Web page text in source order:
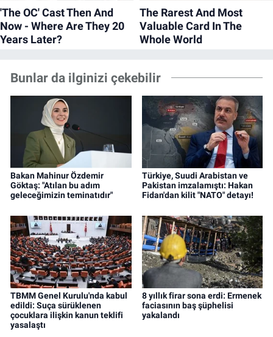
Bunlar da ilginizi çekebilir
Bakan Mahinur Özdemir
Göktaş: "Atılan bu adım
geleceğimizin teminatıdır"
Türkiye, Suudi Arabistan ve
Pakistan imzalamıştı: Hakan
Fidan'dan kilit "NATO" detayı!
TBMM Genel Kurulu'nda kabul
edildi: Suça sürüklenen
çocuklara ilişkin kanun teklifi
yasalaştı
8 yıllık firar sona erdi: Ermenek
faciasının baş şüphelisi
yakalandı